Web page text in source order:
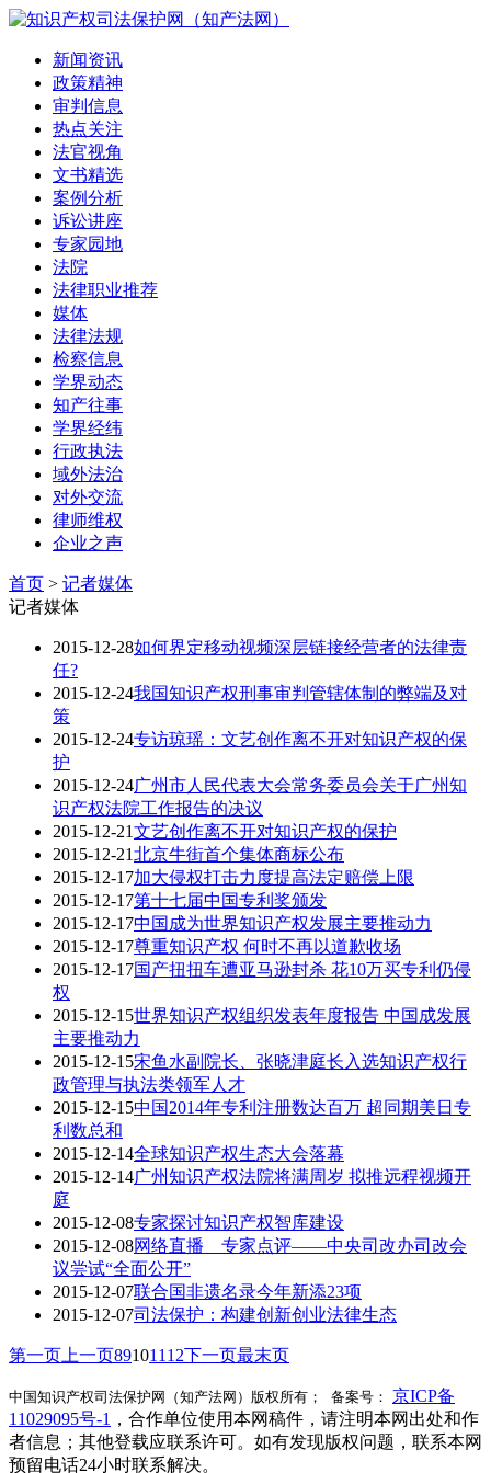
新闻资讯
政策精神
审判信息
热点关注
法官视角
文书精选
案例分析
诉讼讲座
专家园地
法院
法律职业推荐
媒体
法律法规
检察信息
学界动态
知产往事
学界经纬
行政执法
域外法治
对外交流
律师维权
企业之声
首页 > 记者媒体
记者媒体
2015-12-28如何界定移动视频深层链接经营者的法律责
任?
2015-12-24我国知识产权刑事审判管辖体制的弊端及对
策
2015-12-24专访琼瑶：文艺创作离不开对知识产权的保
护
2015-12-24广州市人民代表大会常务委员会关于广州知
识产权法院工作报告的决议
2015-12-21文艺创作离不开对知识产权的保护
2015-12-21北京​牛街首个集体商标公布
2015-12-17加大侵权打击力度提高法定赔偿上限
2015-12-17第十七届中国专利奖颁发
2015-12-17中国成为世界知识产权发展主要推动力
2015-12-17尊重知识产权 何时不再以道歉收场
2015-12-17国产扭扭车遭亚马逊封杀 花10万买专利仍侵
权
2015-12-15世界知识产权组织发表年度报告 中国成发展
主要推动力
2015-12-15宋鱼水副院长、张晓津庭长入选知识产权行
政管理与执法类领军人才
2015-12-15中国2014年专利注册数达百万 超同期美日专
利数总和
2015-12-14全球知识产权生态大会落幕
2015-12-14广州知识产权法院将满周岁 拟推远程视频开
庭
2015-12-08专家探讨知识产权智库建设
2015-12-08网络直播 专家点评——中央司改办司改会
议尝试“全面公开”
2015-12-07联合国非遗名录今年新添23项
2015-12-07司法保护：构建创新创业法律生态
第一页 上一页891011 12下一页最末页
中国知识产权司法保护网（知产法网）版权所有； 备案号： 京ICP备
11029095号-1 ，合作单位使用本网稿件，请注明本网出处和作
者信息；其他登载应联系许可。如有发现版权问题，联系本网
预留电话24小时联系解决。